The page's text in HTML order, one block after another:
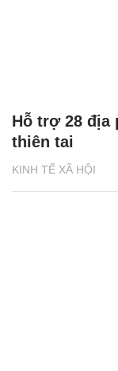
KINH TẾ XÃ HỘI
Hỗ trợ 28 địa
thiên tai